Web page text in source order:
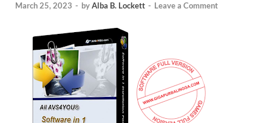
March 25, 2023 - byAlba B. Lockett - Leave a Comment